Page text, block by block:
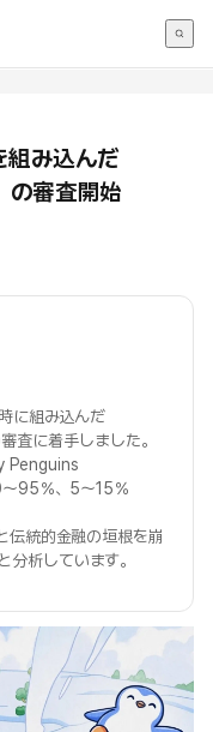
組み込んだ
の審査開始
に組み込んだ
査に着手しました。
Penguins
95％、5～15％
伝統的金融の垣根を崩
分析しています。